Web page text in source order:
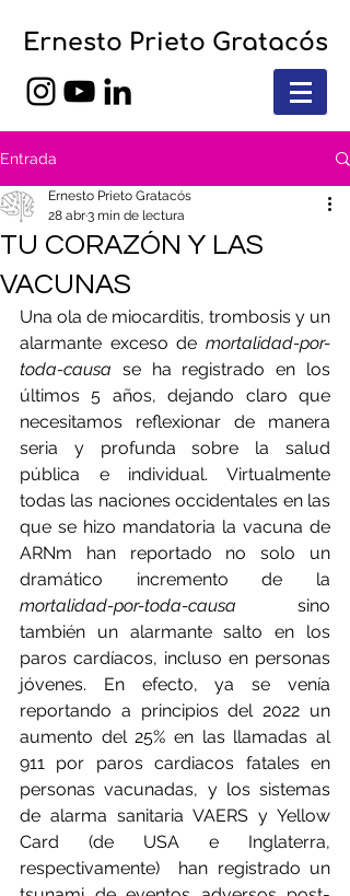
Ernesto Prieto Gratacós
Entrada
TU CORAZÓN Y LAS
VACUNAS
Ernesto Prieto Gratacós
28 abr3 min de lectura
Una ola de miocarditis, trombosis y un
alarmante exceso de mortalidad-por-
toda-causa se ha registrado en los
últimos 5 años, dejando claro que
necesitamos reflexionar de manera
seria y profunda sobre la salud
pública e individual. Virtualmente
todas las naciones occidentales en las
que se hizo mandatoria la vacuna de
ARNm han reportado no solo un
mortalidad-por-toda-causa sino
también un alarmante salto en los
paros cardíacos, incluso en personas
jóvenes. En efecto, ya se venía
reportando a principios del 2022 un
aumento del 25% en las llamadas al
911 por paros cardiacos fatales en
personas vacunadas, y los sistemas
de alarma sanitaria VAERS y Yellow
Card (de USA e Inglaterra,
respectivamente)  han registrado un